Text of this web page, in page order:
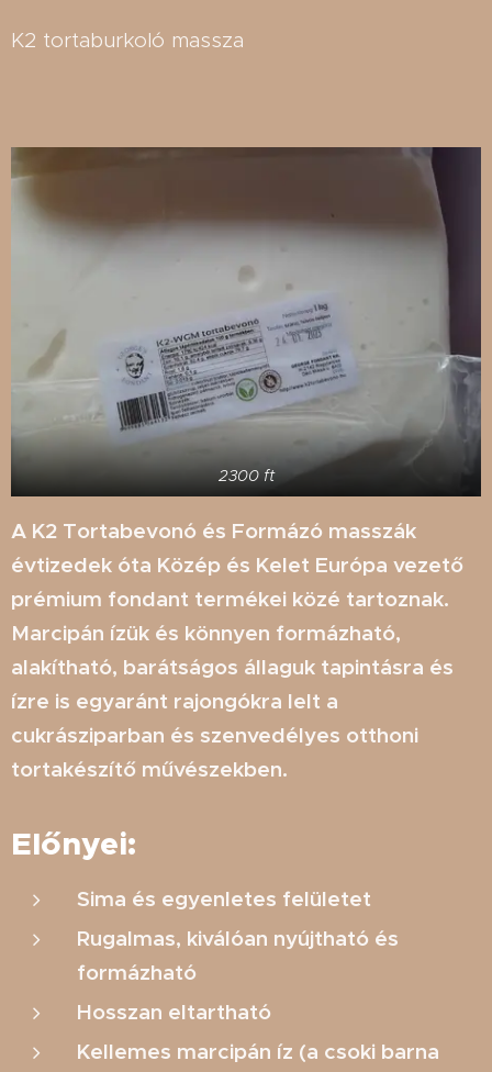
K2 tortaburkoló massza
2300 ft
A K2 Tortabevonó és Formázó masszák
évtizedek óta Közép és Kelet Európa vezető
prémium fondant termékei közé tartoznak.
Marcipán ízük és könnyen formázható,
alakítható, barátságos állaguk tapintásra és
ízre is egyaránt rajongókra lelt a
cukrásziparban és szenvedélyes otthoni
tortakészítő művészekben.
Előnyei:
Sima és egyenletes felületet
Rugalmas, kiválóan nyújtható és
formázható
Hosszan eltartható
Kellemes marcipán íz (a csoki barna